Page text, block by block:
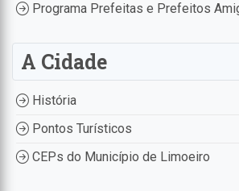
Programa Prefeitas e Prefeitos
A Cidade
História
Pontos Turísticos
CEPs do Município de Limoeiro